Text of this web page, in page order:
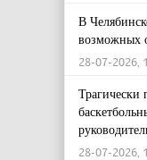
В
возможных
28-07-2026,
Трагически
28-07-2026,